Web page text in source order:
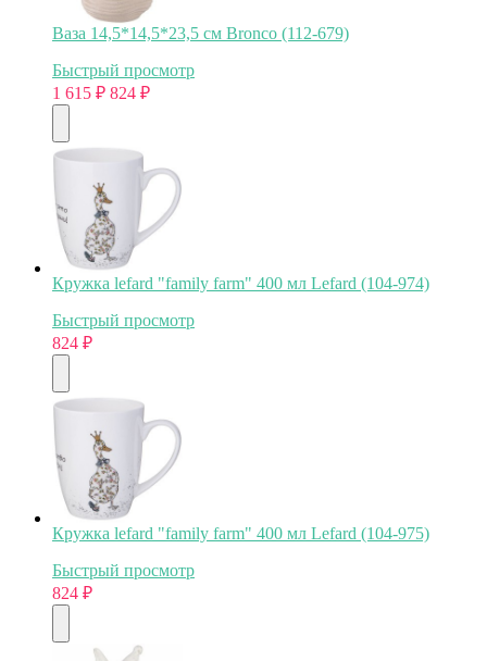
Ваза 14,5*14,5*23,5 см Bronco (112-679)
Быстрый просмотр
1 615 ₽ 824 ₽
Кружка lefard "family farm" 400 мл Lefard (104-974)
Быстрый просмотр
824 ₽
Кружка lefard "family farm" 400 мл Lefard (104-975)
Быстрый просмотр
824 ₽